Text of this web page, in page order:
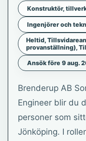
Konstruktör,
Ingenjörer och
Heltid,
provanställning),
Ansök före 9 aug.
Brenderup AB
Engineer blir du
personer som
Jönköping. I